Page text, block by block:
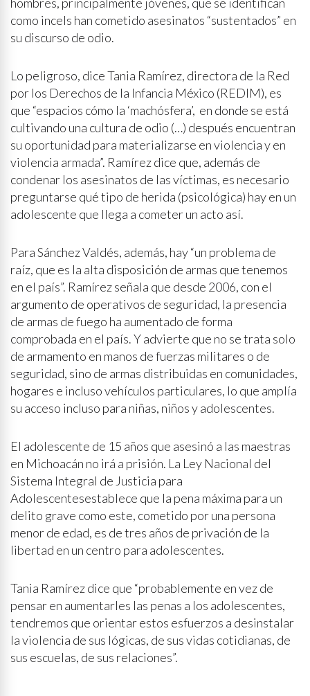
como incels han cometido asesinatos “sustentados” en
su discurso de odio.
Lo peligroso, dice Tania Ramírez, directora de la Red
por los Derechos de la Infancia México (REDIM), es
que “espacios cómo la ‘machósfera’, en donde se está
cultivando una cultura de odio (…) después encuentran
su oportunidad para materializarse en violencia y en
violencia armada”. Ramírez dice que, además de
condenar los asesinatos de las víctimas, es necesario
preguntarse qué tipo de herida (psicológica) hay en un
adolescente que llega a cometer un acto así.
Para Sánchez Valdés, además, hay “un problema de
raíz, que es la alta disposición de armas que tenemos
en el país”. Ramírez señala que desde 2006, con el
argumento de operativos de seguridad, la presencia
de armas de fuego ha aumentado de forma
comprobada en el país. Y advierte que no se trata solo
de armamento en manos de fuerzas militares o de
seguridad, sino de armas distribuidas en comunidades,
hogares e incluso vehículos particulares, lo que amplía
su acceso incluso para niñas, niños y adolescentes.
El adolescente de 15 años que asesinó a las maestras
en Michoacán no irá a prisión. La Ley Nacional del
Sistema Integral de Justicia para
Adolescentesestablece que la pena máxima para un
delito grave como este, cometido por una persona
menor de edad, es de tres años de privación de la
libertad en un centro para adolescentes.
Tania Ramírez dice que “probablemente en vez de
pensar en aumentarles las penas a los adolescentes,
tendremos que orientar estos esfuerzos a desinstalar
la violencia de sus lógicas, de sus vidas cotidianas, de
sus escuelas, de sus relaciones”.